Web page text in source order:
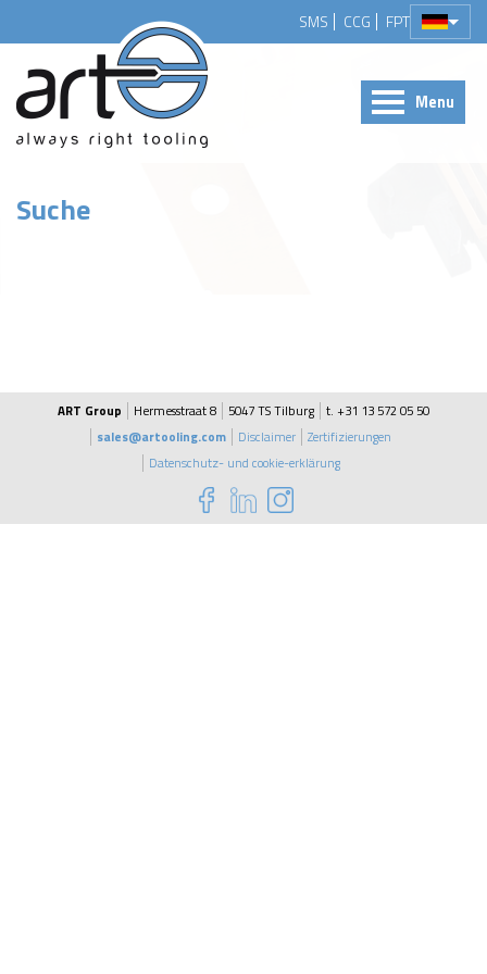
SMS CCG FPT
Menu
Suche
ART Group Hermesstraat 8 5047 TS Tilburg
t. +31 13 572 05 50
sales@artooling.com
Disclaimer
Zertifizierungen
Datenschutz- und cookie-erklärung